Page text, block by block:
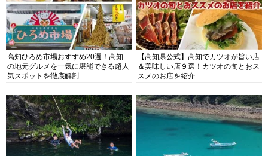
高知ひろめ市場おすすめ20選！高知
の地元グルメを一気に堪能できる超人
気スポットを徹底解剖
【高知県公式】高知でカツオが旨い店
＆美味しい店９選！カツオの旬とおス
スメのお店を紹介